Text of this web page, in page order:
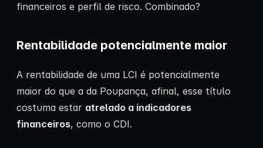
financeiros e perfil de risco. Combinado?
Rentabilidade potencialmente maior
A rentabilidade de uma LCI é potencialmente
maior do que a da Poupança, afinal, esse título
costuma estar atrelado a indicadores
financeiros, como o CDI.